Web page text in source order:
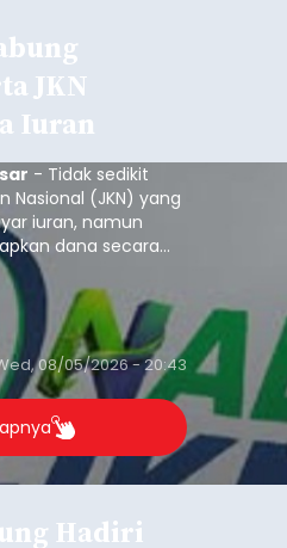
JKN
Iuran
- Tidak sedikit
Nasional (JKN) yang
iuran, namun
dana secara
iuran.
oleh peserta
Upah (PBPU)
tetap.
08/05/2026 - 20:43
Hadiri